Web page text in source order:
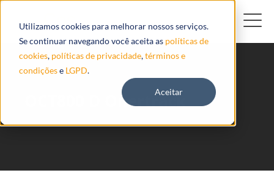
Utilizamos cookies para melhorar nossos serviços.
Se continuar navegando você aceita as políticas de
cookies, políticas de privacidade,términos e
condiçõese LGPD.
Aceitar
OCT800 D Onertrack